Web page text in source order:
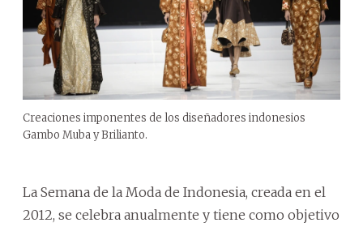
Creaciones imponentes de los diseñadores indonesios
Gambo Muba y Brilianto.
La Semana de la Moda de Indonesia, creada en el
2012, se celebra anualmente y tiene como objetivo